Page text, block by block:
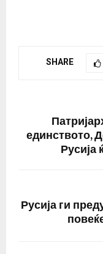
одбрана на
за спасување на
преостанатите
SHARE
единството,
Русија
Русија ги